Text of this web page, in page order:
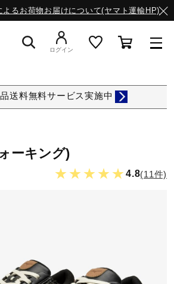
よるお荷物お届けについて(ヤマト運輸HP)
ログイン
送料無料サービス実施中
ーキング)
★★★★★4.8(11件)